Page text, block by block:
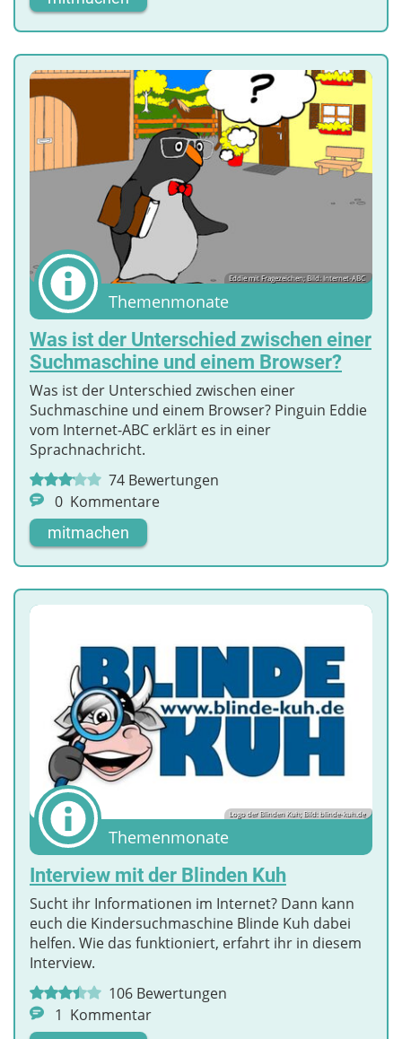
Eddie mit Fragezeichen; Bild: Internet-ABC
Themenmonate
Was ist der Unterschied zwischen einer
Suchmaschine und einem Browser?
Was ist der Unterschied zwischen einer
Suchmaschine und einem Browser? Pinguin Eddie
vom Internet-ABC erklärt es in einer
Sprachnachricht.
74 Bewertungen
0 Kommentare
mitmachen
Logo der Blinden Kuh; Bild: blinde-kuh.de
Themenmonate
Interview mit der Blinden Kuh
Sucht ihr Informationen im Internet? Dann kann
euch die Kindersuchmaschine Blinde Kuh dabei
helfen. Wie das funktioniert, erfahrt ihr in diesem
Interview.
106 Bewertungen
1 Kommentar